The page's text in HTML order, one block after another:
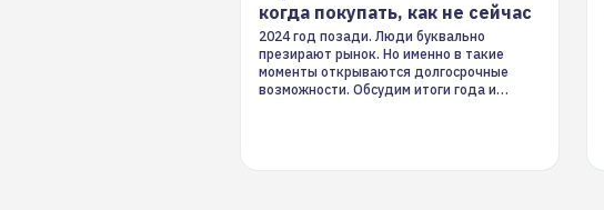
когда покупать, как не сейчас
2024 год позади. Люди буквально
презирают рынок. Но именно в такие
моменты открываются долгосрочные
возможности. Обсудим итоги года и